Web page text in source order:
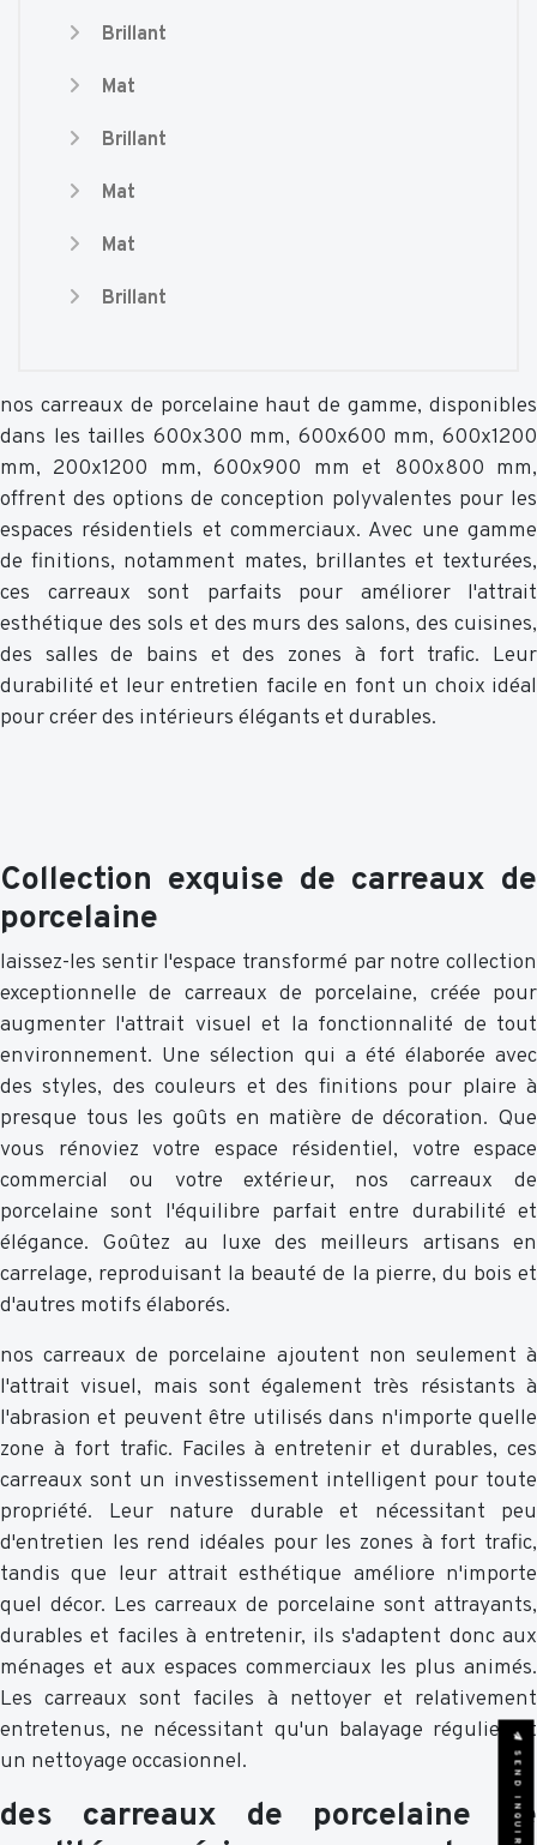
Brillant
Mat
Brillant
Mat
Mat
Brillant
nos carreaux de porcelaine haut de gamme, disponibles
dans les tailles 600x300 mm, 600x600 mm, 600x1200
mm, 200x1200 mm, 600x900 mm et 800x800 mm,
offrent des options de conception polyvalentes pour les
espaces résidentiels et commerciaux. Avec une gamme
de finitions, notamment mates, brillantes et texturées,
ces carreaux sont parfaits pour améliorer l'attrait
esthétique des sols et des murs des salons, des cuisines,
des salles de bains et des zones à fort trafic. Leur
durabilité et leur entretien facile en font un choix idéal
pour créer des intérieurs élégants et durables.
Collection exquise de carreaux de
porcelaine
laissez-les sentir l'espace transformé par notre collection
exceptionnelle de carreaux de porcelaine, créée pour
augmenter l'attrait visuel et la fonctionnalité de tout
environnement. Une sélection qui a été élaborée avec
des styles, des couleurs et des finitions pour plaire à
presque tous les goûts en matière de décoration. Que
vous rénoviez votre espace résidentiel, votre espace
commercial ou votre extérieur, nos carreaux de
porcelaine sont l'équilibre parfait entre durabilité et
élégance. Goûtez au luxe des meilleurs artisans en
carrelage, reproduisant la beauté de la pierre, du bois et
d'autres motifs élaborés.
nos carreaux de porcelaine ajoutent non seulement à
l'attrait visuel, mais sont également très résistants à
l'abrasion et peuvent être utilisés dans n'importe quelle
zone à fort trafic. Faciles à entretenir et durables, ces
carreaux sont un investissement intelligent pour toute
propriété. Leur nature durable et nécessitant peu
d'entretien les rend idéales pour les zones à fort trafic,
tandis que leur attrait esthétique améliore n'importe
quel décor. Les carreaux de porcelaine sont attrayants,
durables et faciles à entretenir, ils s'adaptent donc aux
ménages et aux espaces commerciaux les plus animés.
Les carreaux sont faciles à nettoyer et relativement
entretenus, ne nécessitant qu'un balayage régulier et
un nettoyage occasionnel.
des carreaux de porcelaine de
SEND INQUIRY